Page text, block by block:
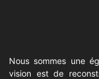
Nous sommes une
vision est de